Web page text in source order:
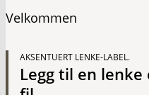
Velkommen
AKSENTUERT LENKE-LABEL.
Legg til en